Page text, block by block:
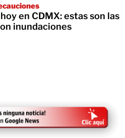
en CDMX: estas son las
inundaciones